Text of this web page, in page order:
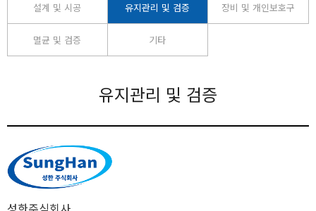
설계 및 시공 유지관리 및 검증 장비 및 개인보호구
멸균 및 검증 기타
유지관리 및 검증